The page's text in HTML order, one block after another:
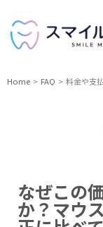
Home FAQ 料金や支
なぜこの
か？マウ